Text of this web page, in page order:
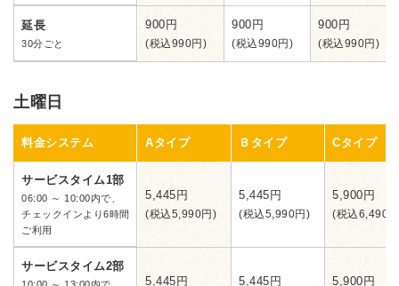
延長
30分ごと
900円
(税込990円)
900円
(税込990円)
900円
(税込990円)
土曜日
料金システム Aタイプ Ｂタイプ Cタイプ
サービスタイム1部
06:00 ～ 10:00内で、
チェックインより6時間
ご利用
5,445円
(税込5,990円)
5,445円
(税込5,990円)
5,900円
(税込6,490
サービスタイム2部
5,445円 5,445円 5,900円